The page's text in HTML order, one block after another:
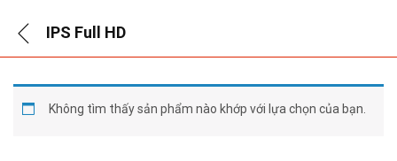
IPS Full HD
Không tìm thấy sản phẩm nào khớp với lựa chọn của bạn.